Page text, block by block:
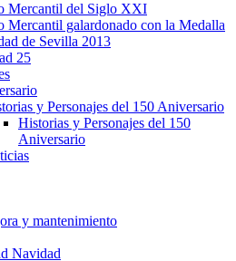
Mercantil del Siglo XXI
Mercantil galardonado con la Medalla
de Sevilla 2013
25
y Personajes del 150 Aniversario
Historias y Personajes del 150
Aniversario
y mantenimiento
Navidad